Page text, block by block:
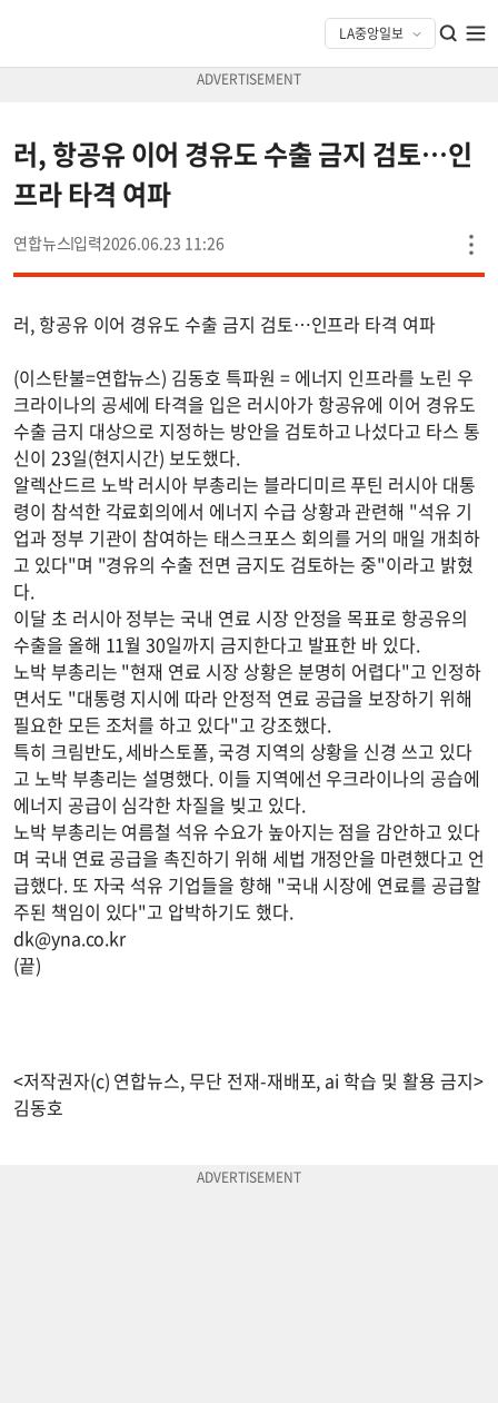
러, 항공유 이어 경유도 수출 금지 검토…인
프라 타격 여파
연합뉴스 2026.06.23 11:26
러, 항공유 이어 경유도 수출 금지 검토…인프라 타격 여파
(이스탄불=연합뉴스) 김동호 특파원 = 에너지 인프라를 노린 우
크라이나의 공세에 타격을 입은 러시아가 항공유에 이어 경유도
수출 금지 대상으로 지정하는 방안을 검토하고 나섰다고 타스 통
신이 23일(현지시간) 보도했다.
알렉산드르 노박 러시아 부총리는 블라디미르 푸틴 러시아 대통
령이 참석한 각료회의에서 에너지 수급 상황과 관련해 "석유 기
업과 정부 기관이 참여하는 태스크포스 회의를 거의 매일 개최하
고 있다"며 "경유의 수출 전면 금지도 검토하는 중"이라고 밝혔
다.
이달 초 러시아 정부는 국내 연료 시장 안정을 목표로 항공유의
수출을 올해 11월 30일까지 금지한다고 발표한 바 있다.
노박 부총리는 "현재 연료 시장 상황은 분명히 어렵다"고 인정하
면서도 "대통령 지시에 따라 안정적 연료 공급을 보장하기 위해
필요한 모든 조처를 하고 있다"고 강조했다.
특히 크림반도, 세바스토폴, 국경 지역의 상황을 신경 쓰고 있다
고 노박 부총리는 설명했다. 이들 지역에선 우크라이나의 공습에
에너지 공급이 심각한 차질을 빚고 있다.
노박 부총리는 여름철 석유 수요가 높아지는 점을 감안하고 있다
며 국내 연료 공급을 촉진하기 위해 세법 개정안을 마련했다고 언
급했다. 또 자국 석유 기업들을 향해 "국내 시장에 연료를 공급할
주된 책임이 있다"고 압박하기도 했다.
dk@yna.co.kr
(끝)
<저작권자(c) 연합뉴스, 무단 전재-재배포, ai 학습 및 활용 금지>
김동호